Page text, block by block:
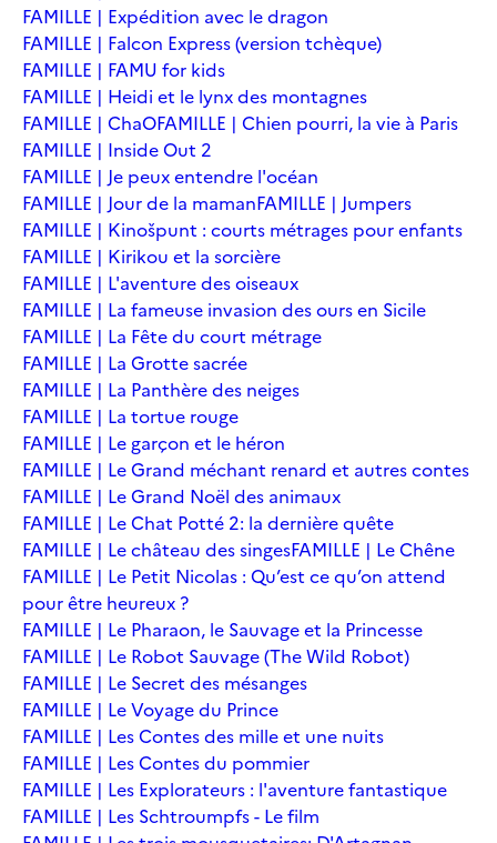
FAMILLE | Expédition avec le dragon
FAMILLE | Falcon Express (version tchèque)
FAMILLE | FAMU for kids
FAMILLE | Heidi et le lynx des montagnes
FAMILLE | ChaOFAMILLE | Chien pourri, la vie à Paris
FAMILLE | Inside Out 2
FAMILLE | Je peux entendre l'océan
FAMILLE | Jour de la mamanFAMILLE | Jumpers
FAMILLE | Kinošpunt : courts métrages pour enfants
FAMILLE | Kirikou et la sorcière
FAMILLE | L'aventure des oiseaux
FAMILLE | La fameuse invasion des ours en Sicile
FAMILLE | La Fête du court métrage
FAMILLE | La Grotte sacrée
FAMILLE | La Panthère des neiges
FAMILLE | La tortue rouge
FAMILLE | Le garçon et le héron
FAMILLE | Le Grand méchant renard et autres contes
FAMILLE | Le Grand Noël des animaux
FAMILLE | Le Chat Potté 2: la dernière quête
FAMILLE | Le château des singesFAMILLE | Le Chêne
FAMILLE | Le Petit Nicolas : Qu’est ce qu’on attend
pour être heureux ?
FAMILLE | Le Pharaon, le Sauvage et la Princesse
FAMILLE | Le Robot Sauvage (The Wild Robot)
FAMILLE | Le Secret des mésanges
FAMILLE | Le Voyage du Prince
FAMILLE | Les Contes des mille et une nuits
FAMILLE | Les Contes du pommier
FAMILLE | Les Explorateurs : l'aventure fantastique
FAMILLE | Les Schtroumpfs - Le film